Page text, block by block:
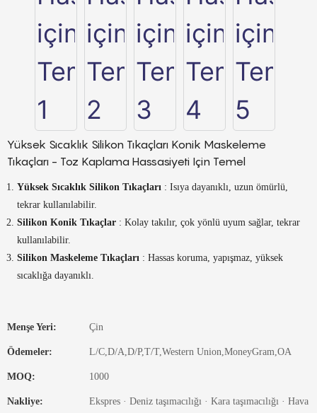
Yüksek Sıcaklık Silikon Tıkaçları Konik Maskeleme
Tıkaçları - Toz Kaplama Hassasiyeti Için Temel
Yüksek Sıcaklık Silikon Tıkaçları : Isıya dayanıklı, uzun ömürlü,
tekrar kullanılabilir.
Silikon Konik Tıkaçlar : Kolay takılır, çok yönlü uyum sağlar, tekrar
kullanılabilir.
Silikon Maskeleme Tıkaçları : Hassas koruma, yapışmaz, yüksek
sıcaklığa dayanıklı.
Menşe Yeri: Çin
Ödemeler: L/C,D/A,D/P,T/T,Western Union,MoneyGram,OA
MOQ: 1000
Nakliye:
Ekspres · Deniz taşımacılığı · Kara taşımacılığı · Hava